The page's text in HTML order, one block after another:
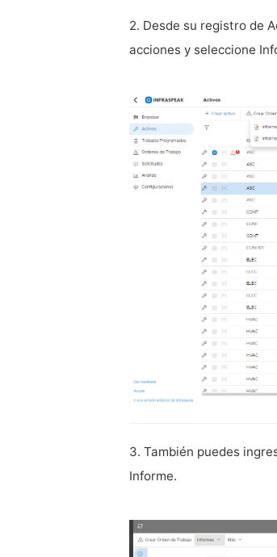
2. Desde su registro de
acciones y seleccione
3. También puedes
Informe.